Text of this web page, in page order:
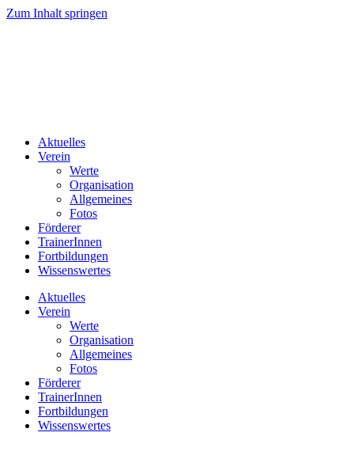
Zum Inhalt springen
Aktuelles
Verein
Werte
Organisation
Allgemeines
Fotos
Förderer
TrainerInnen
Fortbildungen
Wissenswertes
Aktuelles
Verein
Werte
Organisation
Allgemeines
Fotos
Förderer
TrainerInnen
Fortbildungen
Wissenswertes